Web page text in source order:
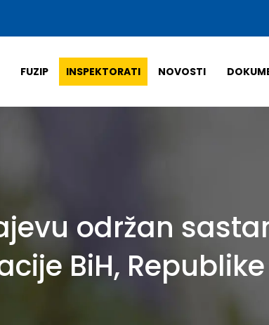
FUZIP INSPEKTORATI NOVOSTI
održan
BiH,